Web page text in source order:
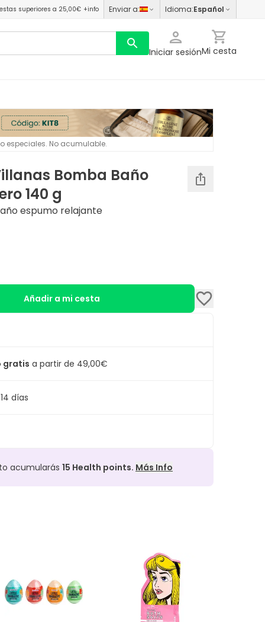
superiores a 25,00€ +info Enviar a: Idioma:Español
Iniciar sesiónMi cesta
especiales. No acumulable.
Bomba Baño
140 g
espumo relajante
Añadir a mi cesta
gratis a partir de 49,00€
14 días
acumularás 15 Health points. Más Info